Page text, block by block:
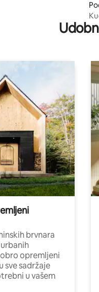
brvnara
opremljeni
sve sadržaje
u vašem